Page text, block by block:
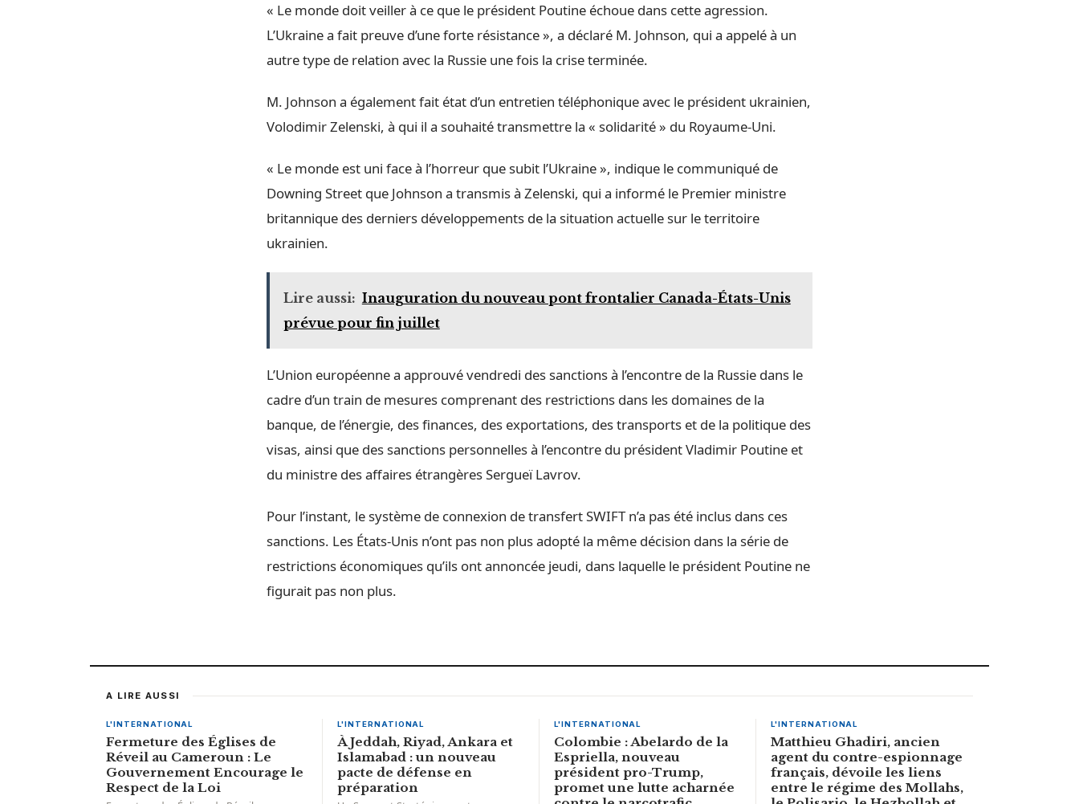
« Le monde doit veiller à ce que le président Poutine échoue dans cette agression.
L’Ukraine a fait preuve d’une forte résistance », a déclaré M. Johnson, qui a appelé à un
autre type de relation avec la Russie une fois la crise terminée.
M. Johnson a également fait état d’un entretien téléphonique avec le président ukrainien,
Volodimir Zelenski, à qui il a souhaité transmettre la « solidarité » du Royaume-Uni.
« Le monde est uni face à l’horreur que subit l’Ukraine », indique le communiqué de
Downing Street que Johnson a transmis à Zelenski, qui a informé le Premier ministre
britannique des derniers développements de la situation actuelle sur le territoire
ukrainien.
Lire aussi: Inauguration du nouveau pont frontalier Canada-États-Unis
prévue pour fin juillet
L’Union européenne a approuvé vendredi des sanctions à l’encontre de la Russie dans le
cadre d’un train de mesures comprenant des restrictions dans les domaines de la
banque, de l’énergie, des finances, des exportations, des transports et de la politique des
visas, ainsi que des sanctions personnelles à l’encontre du président Vladimir Poutine et
du ministre des affaires étrangères Sergueï Lavrov.
Pour l’instant, le système de connexion de transfert SWIFT n’a pas été inclus dans ces
sanctions. Les États-Unis n’ont pas non plus adopté la même décision dans la série de
restrictions économiques qu’ils ont annoncée jeudi, dans laquelle le président Poutine ne
figurait pas non plus.
A LIRE AUSSI
L'INTERNATIONAL
Fermeture des Églises de
Réveil au Cameroun : Le
Gouvernement Encourage le
Respect de la Loi
L'INTERNATIONAL
À Jeddah, Riyad, Ankara et
Islamabad : un nouveau
pacte de défense en
préparation
L'INTERNATIONAL
Colombie : Abelardo de la
Espriella, nouveau
président pro-Trump,
promet une lutte acharnée
L'INTERNATIONAL
Matthieu Ghadiri, ancien
agent du contre-espionnage
français, dévoile les liens
entre le régime des Mollahs,